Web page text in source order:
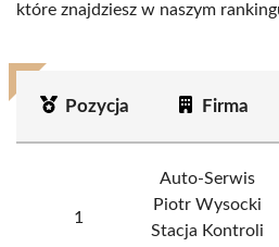
które znajdziesz w naszym
Pozycja Firma
1
Auto-Serwis
Piotr Wysocki
Stacja Kontroli